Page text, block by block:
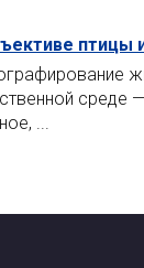
птицы
среде
...